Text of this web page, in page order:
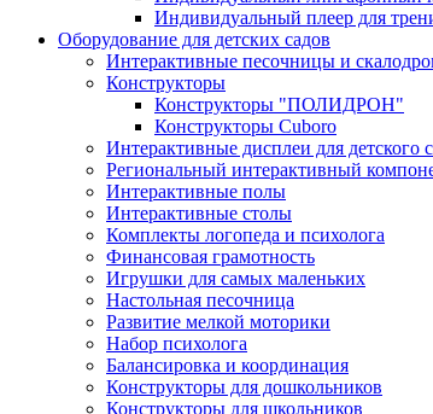
Индивидуальный плеер для
Оборудование для детских садов
Интерактивные песочницы и
Конструкторы
Конструкторы "ПОЛИДРОН"
Конструкторы Cuboro
Интерактивные дисплеи для детского
Региональный интерактивный
Интерактивные полы
Интерактивные столы
Комплекты логопеда и психолога
Финансовая грамотность
Игрушки для самых маленьких
Настольная песочница
Развитие мелкой моторики
Набор психолога
Балансировка и координация
Конструкторы для дошкольников
Конструкторы для школьников